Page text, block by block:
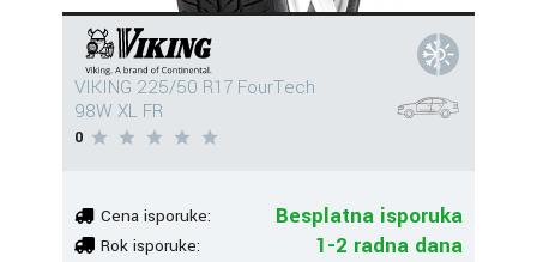
VIKING 225/50 R17 FourTech
98W XL FR
0
Cena isporuke: Besplatna isporuka
Rok isporuke: 1-2 radna dana